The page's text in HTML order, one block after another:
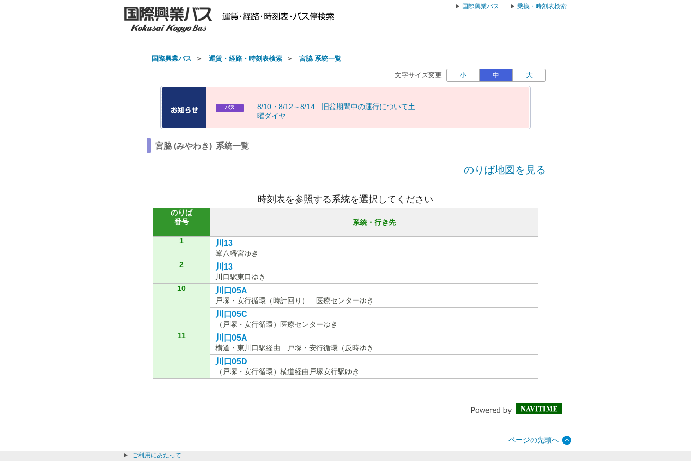
国際興業バス 乗換・時刻表検索
国際興業バス ＞ 運賃・経路・時刻表検索 ＞ 宮脇 系統一覧
文字サイズ変更 小 中 大
バス 8/10 ・ 8/1 2 ～8/14 旧盆期間中の運行について土
曜ダイヤ
宮脇 (みやわき) 系統一覧
のりば地図を見る
時刻表を参照する系統を選択してください
のりば
番号
系統・行き先
1 川13
峯八幡宮ゆき
2
川13
川口駅東口ゆき
10
川口05A
戸塚・安行循環（時計回り） 医療センターゆき
川口05C
（戸塚・安行循環）医療センターゆき
11
川口05A
横道・東川口駅経由 戸塚・安行循環（反時ゆき
川口05D
（戸塚・安行循環）横道経由戸塚安行駅ゆき
ページの先頭へ
ご利用にあたって